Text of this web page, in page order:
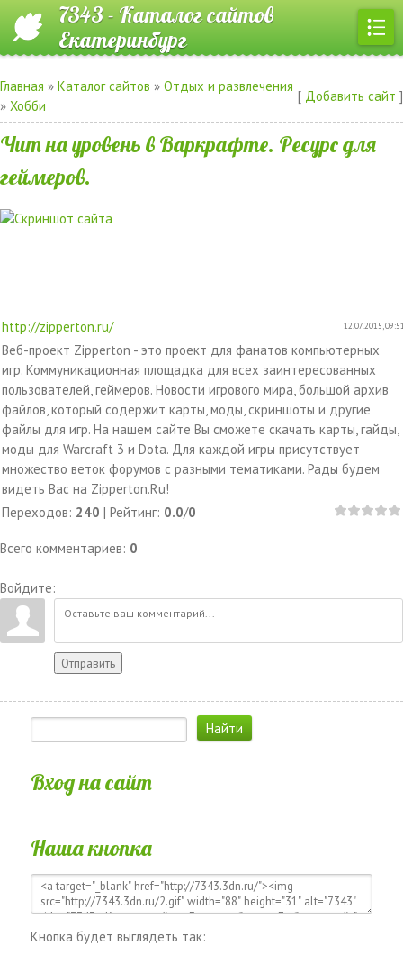
7343 - Каталог сайтов
Екатеринбург
Главная » Каталог сайтов » Отдых и развлечения
» Хобби
[ Добавить сайт ]
Чит на уровень в Варкрафте. Ресурс для
геймеров.
http://zipperton.ru/ 12.07.2015,
Веб-проект Zipperton - это проект для фанатов компьютерных
игр. Коммуникационная площадка для всех заинтересованных
пользователей, геймеров. Новости игрового мира, большой архив
файлов, который содержит карты, моды, скриншоты и другие
файлы для игр. На нашем сайте Вы сможете скачать карты, гайды,
моды для Warcraft 3 и Dota. Для каждой игры присутствует
множество веток форумов с разными тематиками. Рады будем
видеть Вас на Zipperton.Ru!
Переходов: 240 | Рейтинг: 0.0/0
Всего комментариев: 0
Войдите:
Отправить
Вход на сайт
Наша кнопка
Кнопка будет выглядеть так: